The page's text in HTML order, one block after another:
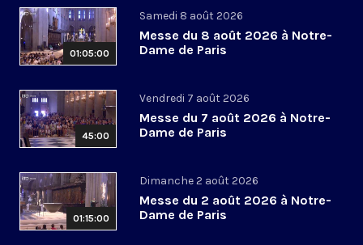
01:05:00
Samedi 8 août 2026
Messe du 8 août 2026 à Notre-
Dame de Paris
45:00
Vendredi 7 août 2026
Messe du 7 août 2026 à Notre-
Dame de Paris
01:15:00
Dimanche 2 août 2026
Messe du 2 août 2026 à Notre-
Dame de Paris